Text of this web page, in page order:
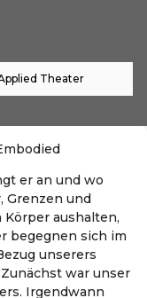
Theater
er an und wo
Grenzen und
aushalten,
begegnen sich im
unserers
war unser
Irgendwann